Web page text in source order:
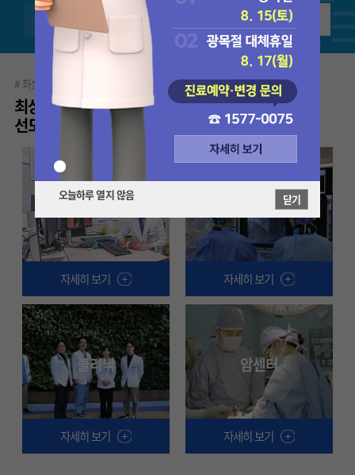
검색하기
# 최상의서비스 # 진료과# 클리닉
최상의 의료서비스로 대한민국 공공의료를
선도합니다.
진료과
자세히 보기
진료센터
자세히 보기
클리닉
자세히 보기
암센터
자세히 보기
오늘하루 열지 않음 닫기